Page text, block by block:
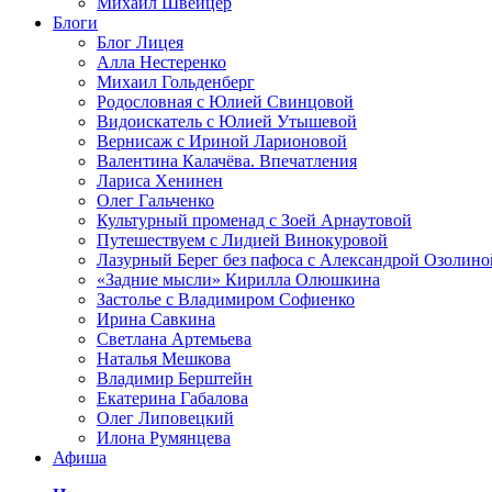
Блоги
Блог Лицея
Алла Нестеренко
Михаил Гольденберг
Родословная с Юлией Свинцовой
Видоискатель с Юлией Утышевой
Вернисаж с Ириной Ларионовой
Валентина Калачёва. Впечатления
Лариса Хенинен
Олег Гальченко
Культурный променад с Зоей Арнаутовой
Путешествуем с Лидией Винокуровой
Лазурный Берег без пафоса с Александрой
«Задние мысли» Кирилла Олюшкина
Застолье с Владимиром Софиенко
Ирина Савкина
Светлана Артемьева
Наталья Мешкова
Владимир Берштейн
Екатерина Габалова
Олег Липовецкий
Илона Румянцева
Афиша